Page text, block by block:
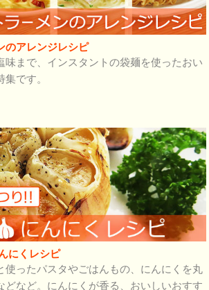
のアレンジレシピ
味まで、インスタントの袋麺を使ったおい
です。
にくレシピ
使ったパスタやごはんもの、にんにくを丸
どなど。にんにくが香る、おいしいおすす